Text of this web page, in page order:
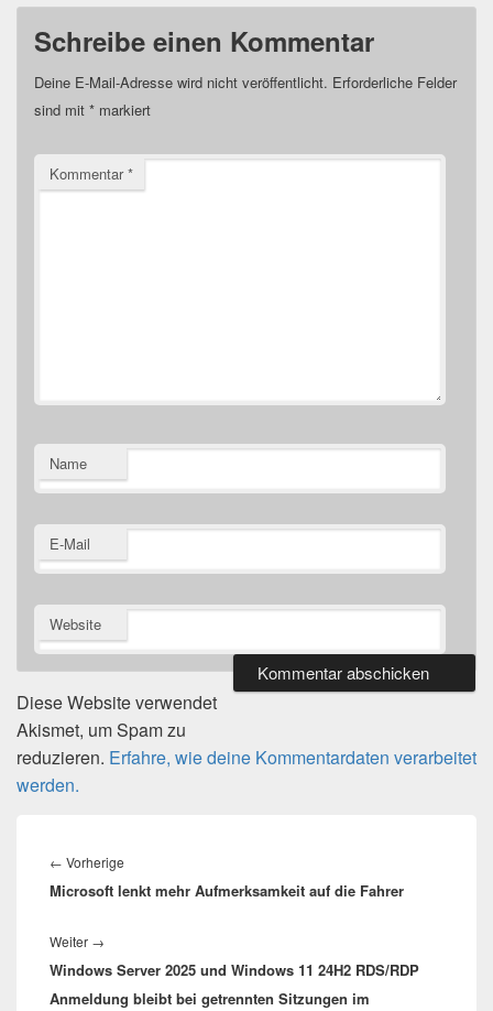
Schreibe einen Kommentar
Deine E-Mail-Adresse wird nicht veröffentlicht. Erforderliche Felder
sind mit * markiert
Kommentar*
Name
E-Mail
Website
Diese Website verwendet
Akismet, um Spam zu
reduzieren. Erfahre, wie deine Kommentardaten verarbeitet
werden.
← Vorherige
Beitrag:
Microsoft lenkt mehr Aufmerksamkeit auf die Fahrer
Weiter →
Beitrag:
Windows Server 2025 und Windows 11 24H2 RDS/RDP
Anmeldung bleibt bei getrennten Sitzungen im